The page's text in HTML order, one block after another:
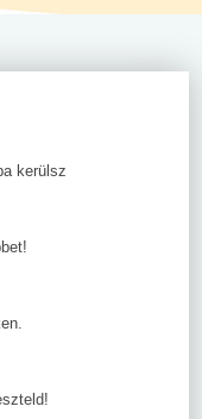
kerülsz